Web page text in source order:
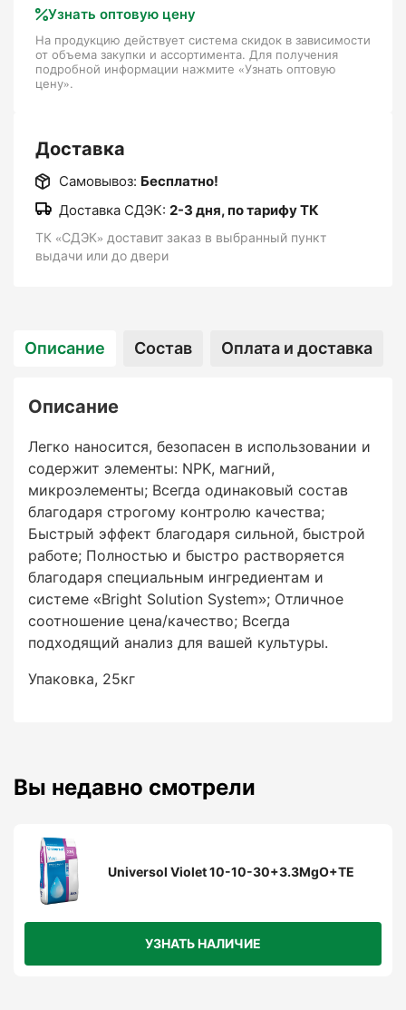
Узнать оптовую цену
На продукцию действует система скидок в зависимости
от объема закупки и ассортимента. Для получения
подробной информации нажмите «Узнать оптовую
цену».
Доставка
Самовывоз: Бесплатно!
Доставка СДЭК: 2-3 дня, по тарифу ТК
ТК «СДЭК» доставит заказ в выбранный пункт
выдачи или до двери
Описание Состав Оплата и доставка
Описание
Легко наносится, безопасен в использовании и
содержит элементы: NPK, магний,
микроэлементы; Всегда одинаковый состав
благодаря строгому контролю качества;
Быстрый эффект благодаря сильной, быстрой
работе; Полностью и быстро растворяется
благодаря специальным ингредиентам и
системе «Bright Solution System»; Отличное
соотношение цена/качество; Всегда
подходящий анализ для вашей культуры.
Упаковка, 25кг
Вы недавно смотрели
Universol Violet 10-10-30+3.3MgO+TE
УЗНАТЬ НАЛИЧИЕ